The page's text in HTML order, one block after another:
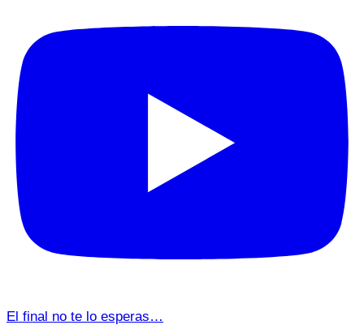
El final no te lo esperas…